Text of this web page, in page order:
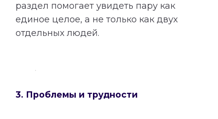
раздел помогает увидеть пару как
единое целое, а не только как двух
отдельных людей.
3. Проблемы и трудности